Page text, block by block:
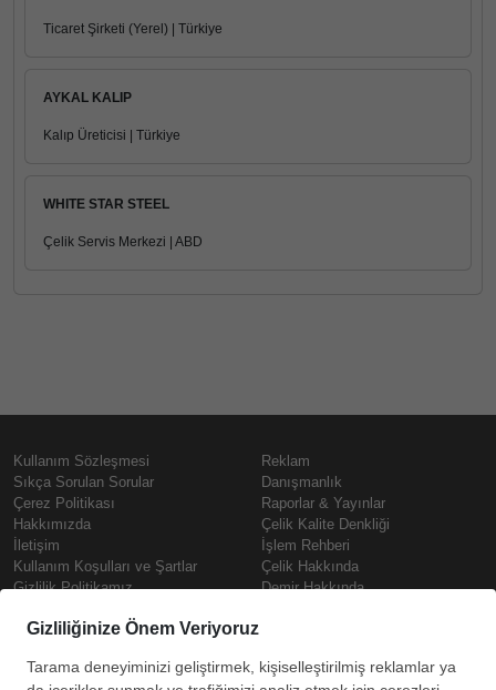
Ticaret Şirketi (Yerel) | Türkiye
AYKAL KALIP
Kalıp Üreticisi | Türkiye
WHITE STAR STEEL
Çelik Servis Merkezi | ABD
Kullanım Sözleşmesi
Sıkça Sorulan Sorular
Çerez Politikası
Hakkımızda
İletişim
Kullanım Koşulları ve Şartlar
Gizlilik Politikamız
Prime
Reklam
Danışmanlık
Raporlar & Yayınlar
Çelik Kalite Denkliği
İşlem Rehberi
Çelik Hakkında
Demir Hakkında
Çelik Fiyatları Copyright © SteelOrbis Elektronik